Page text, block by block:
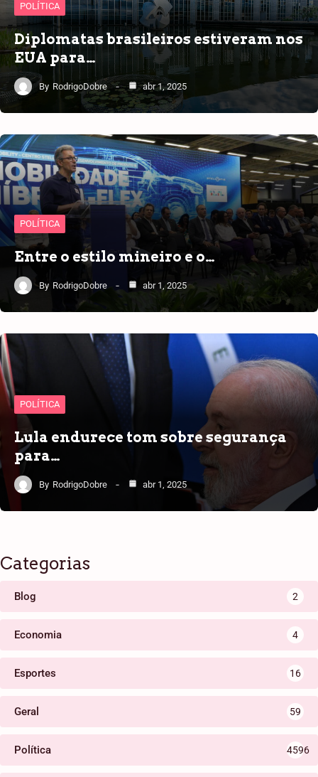
POLÍTICA
Diplomatas brasileiros estiveram nos
EUA para…
By RodrigoDobre abr 1, 2025
POLÍTICA
Entre o estilo mineiro e o…
By RodrigoDobre abr 1, 2025
POLÍTICA
Lula endurece tom sobre segurança
para…
By RodrigoDobre abr 1, 2025
Categorias
Blog 2
Economia 4
Esportes 16
Geral 59
Política 4596